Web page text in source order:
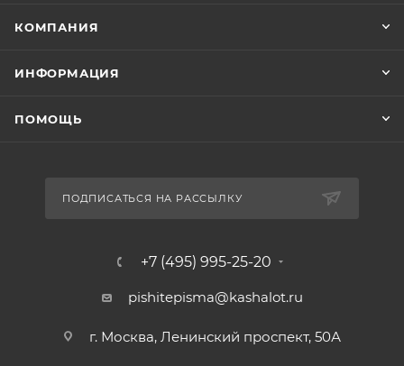
КОМПАНИЯ
ИНФОРМАЦИЯ
ПОМОЩЬ
ПОДПИСАТЬСЯ НА РАССЫЛКУ
+7 (495) 995-25-20​
pishitepisma@kashalot.ru
г. Москва, Ленинский проспект, 50А​